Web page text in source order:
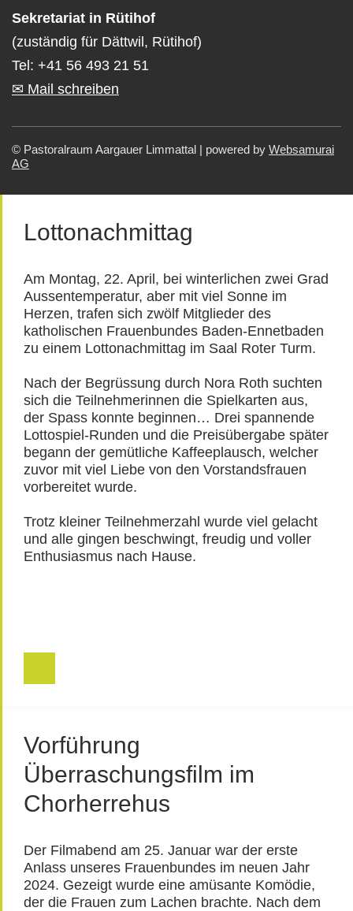
Sekretariat in Rütihof
(zuständig für Dättwil, Rütihof)
Tel: +41 56 493 21 51
✉ Mail schreiben
© Pastoralraum Aargauer Limmattal | powered by Websamurai
AG
Lottonachmittag
Am Montag, 22. April, bei winterlichen zwei Grad
Aussentemperatur, aber mit viel Sonne im
Herzen, trafen sich zwölf Mitglieder des
katholischen Frauenbundes Baden-Ennetbaden
zu einem Lottonachmittag im Saal Roter Turm.
Nach der Begrüssung durch Nora Roth suchten
sich die Teilnehmerinnen die Spielkarten aus,
der Spass konnte beginnen… Drei spannende
Lottospiel-Runden und die Preisübergabe später
begann der gemütliche Kaffeeplausch, welcher
zuvor mit viel Liebe von den Vorstandsfrauen
vorbereitet wurde.
Trotz kleiner Teilnehmerzahl wurde viel gelacht
und alle gingen beschwingt, freudig und voller
Enthusiasmus nach Hause.
Vorführung
Überraschungsfilm im
Chorherrehus
Der Filmabend am 25. Januar war der erste
Anlass unseres Frauenbundes im neuen Jahr
2024. Gezeigt wurde eine amüsante Komödie,
der die Frauen zum Lachen brachte. Nach dem